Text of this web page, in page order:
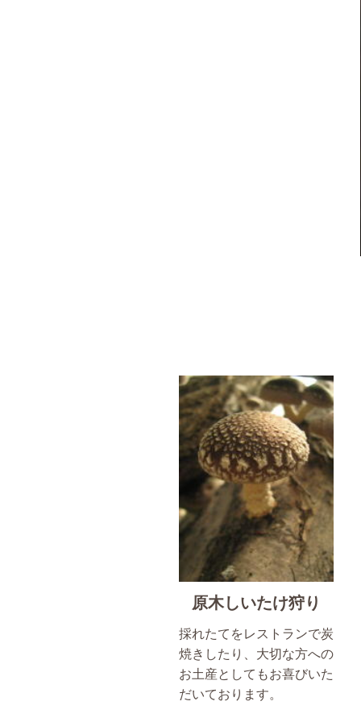
原木しいたけ狩り
採れたてをレストランで炭
焼きしたり、大切な方への
お土産としてもお喜びいた
だいております。